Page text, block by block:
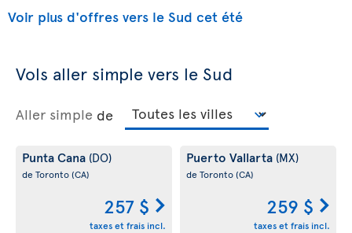
Voir plus d'offres vers le Sud cet été
Vols aller simple vers le Sud
Aller simple de
Punta Cana (DO)
de Toronto(CA)
257 $
taxes et frais incl.
Puerto Vallarta (MX)
de Toronto(CA)
259 $
taxes et frais incl.